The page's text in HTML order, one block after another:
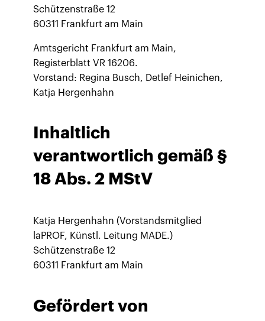
Schützenstraße 12
60311 Frankfurt am Main
Amtsgericht Frankfurt am Main,
Registerblatt VR 16206.
Vorstand: Regina Busch, Detlef Heinichen,
Katja Hergenhahn
Inhaltlich
verantwortlich gemäß §
18 Abs. 2 MStV
Katja Hergenhahn (Vorstandsmitglied
laPROF, Künstl. Leitung MADE.)
Schützenstraße 12
60311 Frankfurt am Main
Gefördert von